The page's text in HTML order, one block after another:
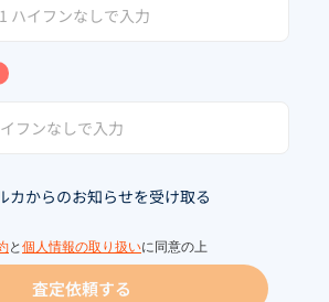
カからのお知らせを受け取る
と 個人情報の取り扱いに同意の上
査定依頼する